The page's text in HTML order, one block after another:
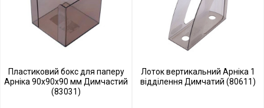
Пластиковий бокс для паперу
Арніка 90х90х90 мм Димчастий
(83031)
Лоток вертикальний Арніка 1
відділення Димчатий (80611)